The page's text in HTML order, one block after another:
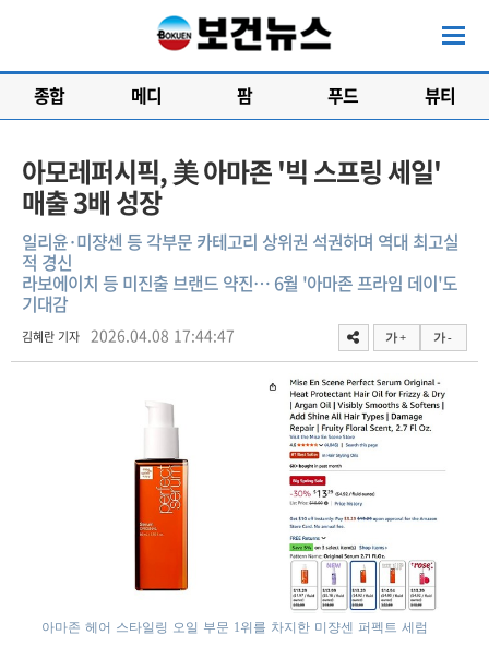
종합 메디 팜 푸드 뷰티
아모레퍼시픽, 美 아마존 '빅 스프링 세일'
매출 3배 성장
일리윤·미쟝센 등 각부문 카테고리 상위권 석권하며 역대 최고실
적 경신
라보에이치 등 미진출 브랜드 약진… 6월 '아마존 프라임 데이'도
기대감
김혜란 기자 2026.04.08 17:44:47 가 + 가 -
아마존 헤어 스타일링 오일 부문 1위를 차지한 미쟝센 퍼펙트 세럼